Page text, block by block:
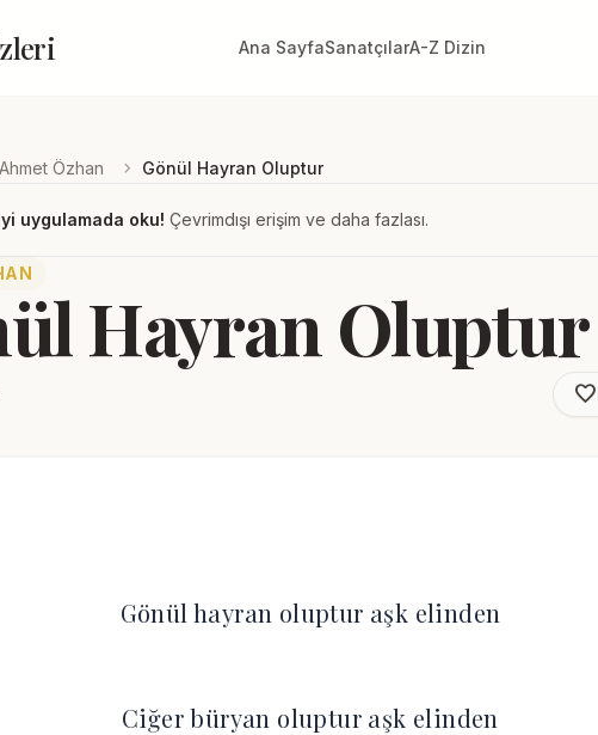
Ana SayfaSanatçılarA-Z Dizin
Ahmet Özhan chevron_right Gönül Hayran Oluptur
uygulamada oku! Çevrimdışı erişim ve daha fazlası.
Hayran Oluptur
favorite_border
Gönül hayran oluptur aşk elinden
Ciğer büryan oluptur aşk elinden